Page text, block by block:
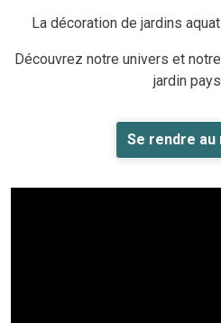
La décoration de jardins
Découvrez notre univers et
jardin
Se rendre au